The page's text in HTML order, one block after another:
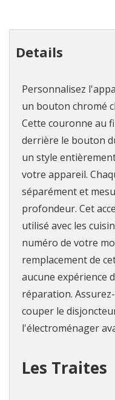
Details
Personnalisez
un bouton chromé
Cette couronne au
derrière le bouton
un style
votre appareil.
séparément et
profondeur. Cet
utilisé avec les
numéro de votre
remplacement de
aucune expérience
réparation.
couper le
l'électroménager
Les Traites